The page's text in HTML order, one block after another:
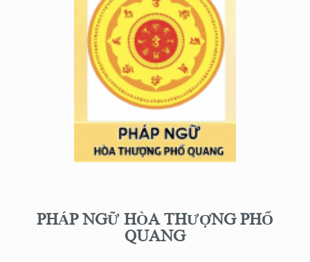
PHÁP NGỮ HÒA THƯỢNG PHỔ
QUANG